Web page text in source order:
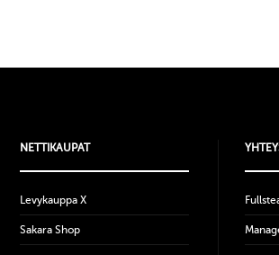
NETTIKAUPAT
Levykauppa X
Sakara Shop